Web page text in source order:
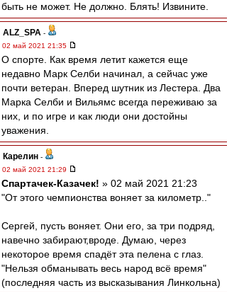
быть не может. Не должно. Блять! Извините.
ALZ_SPA -
02 май 2021 21:35
О спорте. Как время летит кажется еще
недавно Марк Селби начинал, а сейчас уже
почти ветеран. Вперед шутник из Лестера. Два
Марка Селби и Вильямс всегда переживаю за
них, и по игре и как люди они достойны
уважения.
Карелин -
02 май 2021 21:29
Спартачек-Казачек! » 02 май 2021 21:23
"От этого чемпионства воняет за километр.."
Сергей, пусть воняет. Они его, за три подряд,
навечно забирают,вроде. Думаю, через
некоторое время спадёт эта пелена с глаз.
"Нельзя обманывать весь народ всё время"
(последняя часть из высказывания Линкольна)